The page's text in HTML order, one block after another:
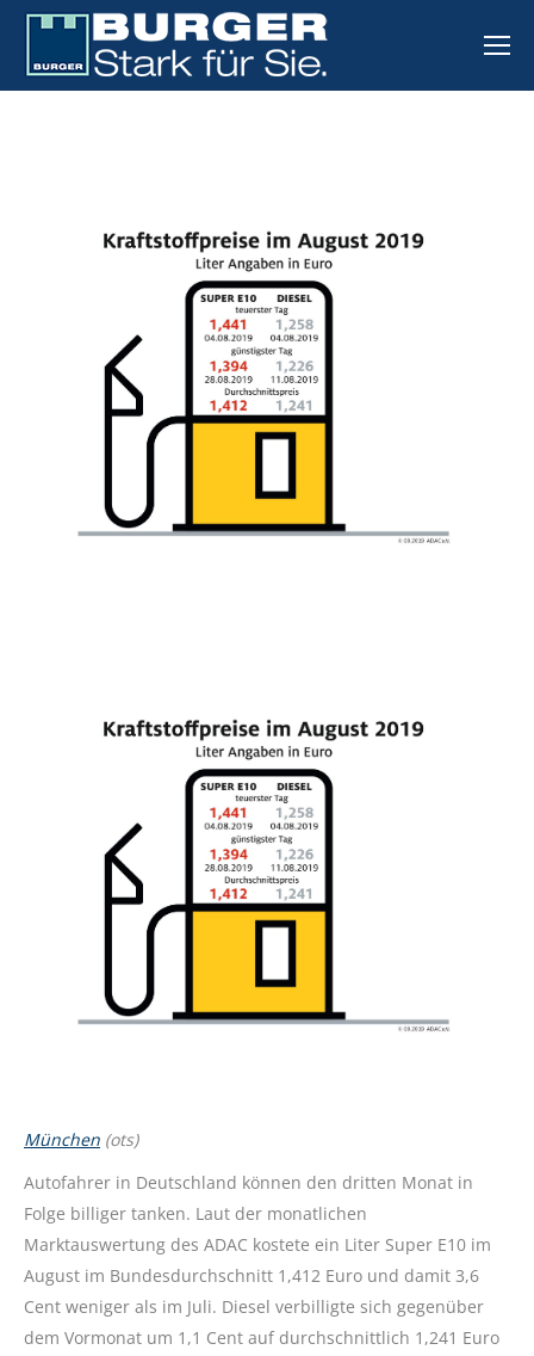
München (ots)
Autofahrer in Deutschland können den dritten Monat in
Folge billiger tanken. Laut der monatlichen
Marktauswertung des ADAC kostete ein Liter Super E10 im
August im Bundesdurchschnitt 1,412 Euro und damit 3,6
Cent weniger als im Juli. Diesel verbilligte sich gegenüber
dem Vormonat um 1,1 Cent auf durchschnittlich 1,241 Euro